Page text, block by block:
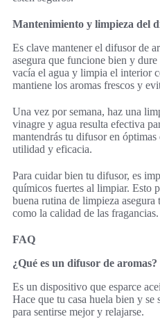
Mantenimiento y limpieza del
Es clave mantener el difusor de
asegura que funcione bien y
vacía el agua y limpia el interior
mantiene los aromas frescos y
Una vez por semana, haz una
vinagre y agua resulta efectiva
mantendrás tu difusor en
utilidad y eficacia.
Para cuidar bien tu difusor, es
químicos fuertes al limpiar. Esto
buena rutina de limpieza
como la calidad de las fragancias.
FAQ
¿Qué es un difusor de aromas?
Es un dispositivo que esparce
Hace que tu casa huela bien y se
para sentirse mejor y relajarse.